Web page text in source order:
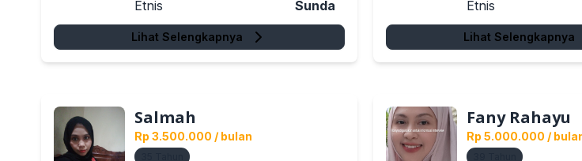
Etnis
Sunda
Lihat Selengkapnya
Etnis
Lihat Selengkapnya
Salmah
Rp 3.500.000 / bulan
Fany Rahayu
Rp 5.000.000 /